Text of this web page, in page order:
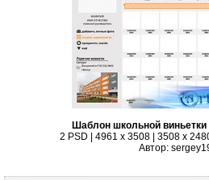
Шаблон школьной
2 PSD | 4961 x 3508 | 3508 x
Автор: